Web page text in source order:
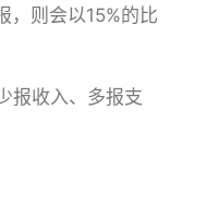
，则会以15%的比
报收入、多报支